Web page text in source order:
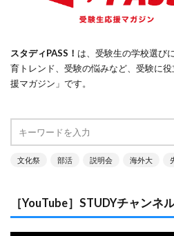
スタディPASS！ は、受験生の学校選び
育トレンド、受験の悩みなど、受験に
援マガジン」です。
文化祭 部活 説明会 海外大
［YouTube］STUDYチャンネ